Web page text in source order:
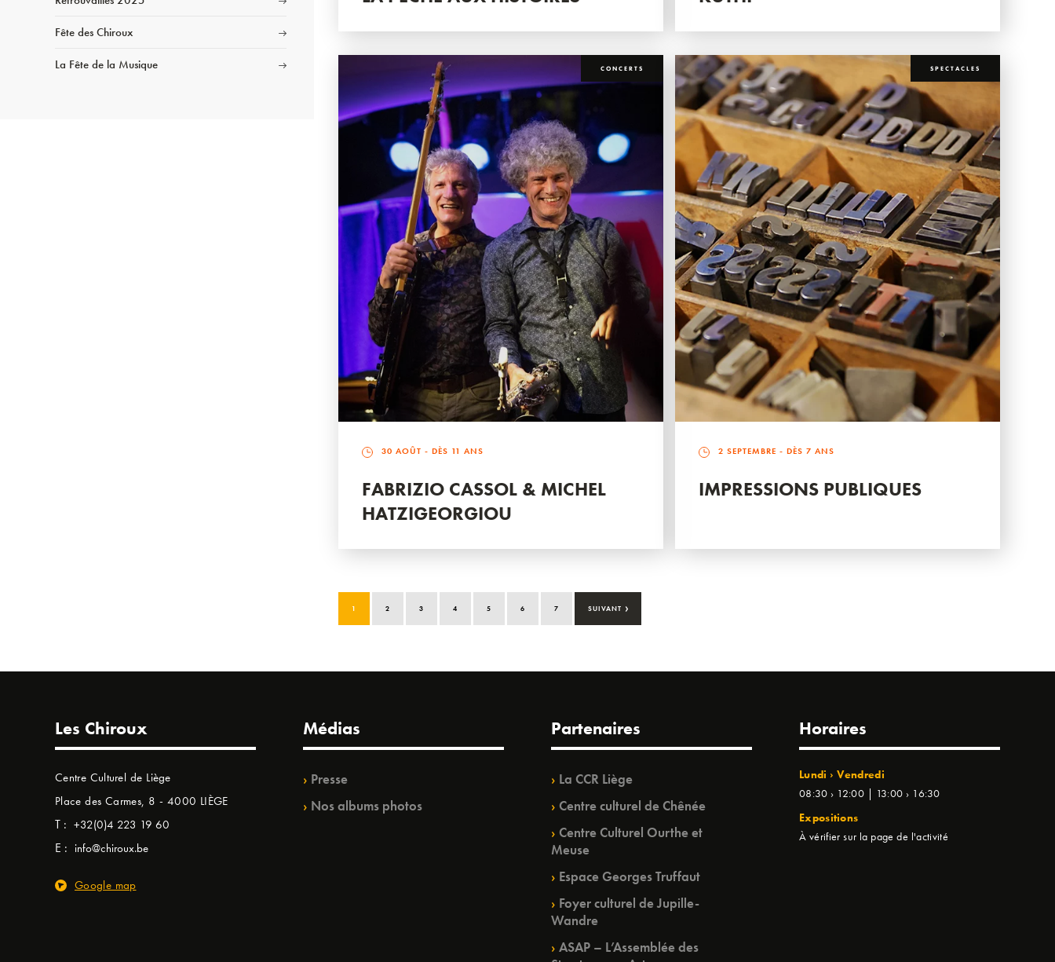
Fête des Chiroux
La Fête de la Musique CONCERTS
30 AOÛT - DÈS 11 ANS
FABRIZIO CASSOL & MICHEL
HATZIGEORGIOU
SPECTACLES
2 SEPTEMBRE - DÈS 7 ANS
IMPRESSIONS PUBLIQUES
1 2 3 4 5 6 7 SUIVANT ›
Les Chiroux
Centre Culturel de Liège
Place des Carmes, 8 - 4000 LIÈGE
T : +32(0)4 223 19 60
E : info@chiroux.be
Google map
Médias
Presse
Nos albums photos
Partenaires
La CCR Liège
Centre culturel de Chênée
Centre Culturel Ourthe et
Meuse
Espace Georges Truffaut
Foyer culturel de Jupille-
Wandre
ASAP – L’Assemblée des
Horaires
Lundi › Vendredi
08:30 › 12:00 | 13:00 › 16:30
Expositions
À vérifier sur la page de l'activité